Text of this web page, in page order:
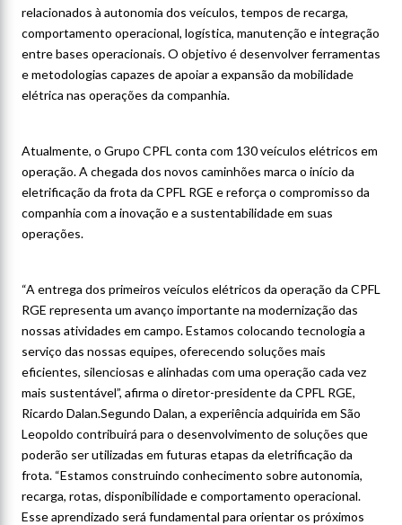
relacionados à autonomia dos veículos, tempos de recarga,
comportamento operacional, logística, manutenção e integração
entre bases operacionais. O objetivo é desenvolver ferramentas
e metodologias capazes de apoiar a expansão da mobilidade
elétrica nas operações da companhia.
Atualmente, o Grupo CPFL conta com 130 veículos elétricos em
operação. A chegada dos novos caminhões marca o início da
eletrificação da frota da CPFL RGE e reforça o compromisso da
companhia com a inovação e a sustentabilidade em suas
operações.
“A entrega dos primeiros veículos elétricos da operação da CPFL
RGE representa um avanço importante na modernização das
nossas atividades em campo. Estamos colocando tecnologia a
serviço das nossas equipes, oferecendo soluções mais
eficientes, silenciosas e alinhadas com uma operação cada vez
mais sustentável”, afirma o diretor-presidente da CPFL RGE,
Ricardo Dalan.Segundo Dalan, a experiência adquirida em São
Leopoldo contribuirá para o desenvolvimento de soluções que
poderão ser utilizadas em futuras etapas da eletrificação da
frota. “Estamos construindo conhecimento sobre autonomia,
recarga, rotas, disponibilidade e comportamento operacional.
Esse aprendizado será fundamental para orientar os próximos